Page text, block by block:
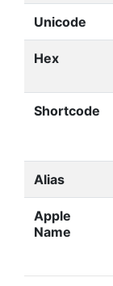
Unicode
Hex
Shortcode
Alias
Apple
Name